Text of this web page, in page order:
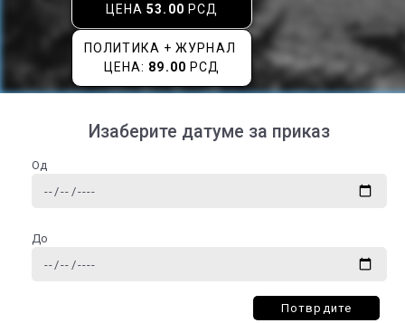
ЦЕНА53.00 РСД
ПОЛИТИКА + ЖУРНАЛ
ЦЕНА: 89.00 РСД
Изаберите датуме за приказ
Од
До
Потврдите